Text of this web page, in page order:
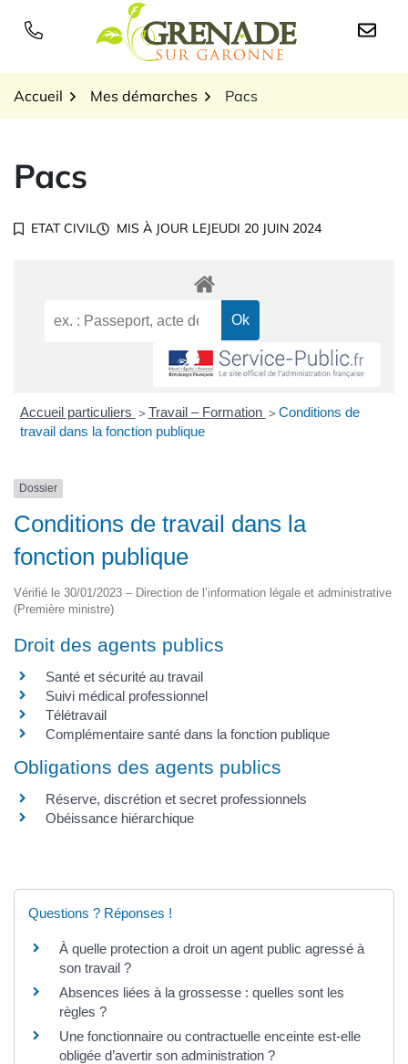
Logo Grenade sur
Accueil Mes démarches Pacs
Pacs
ETAT CIVIL MIS À JOUR LEJEUDI 20 JUIN 2024
Accueil particuliers > Travail – Formation > Conditions de
travail dans la fonction publique
Dossier
Conditions de travail dans la
fonction publique
Vérifié le 30/01/2023 – Direction de l’information légale et administrative
(Première ministre)
Droit des agents publics
Santé et sécurité au travail
Suivi médical professionnel
Télétravail
Complémentaire santé dans la fonction publique
Obligations des agents publics
Réserve, discrétion et secret professionnels
Obéissance hiérarchique
Questions ? Réponses !
À quelle protection a droit un agent public agressé à
son travail ?
Absences liées à la grossesse : quelles sont les
règles ?
Une fonctionnaire ou contractuelle enceinte est-elle
obligée d’avertir son administration ?